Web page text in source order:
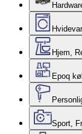
Hjem,
Epoq
Sport,